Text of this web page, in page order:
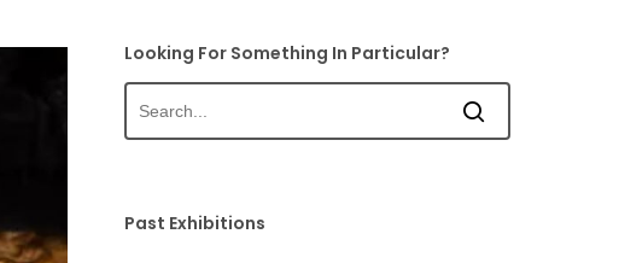
Looking For Something In Particular?
Past Exhibitions